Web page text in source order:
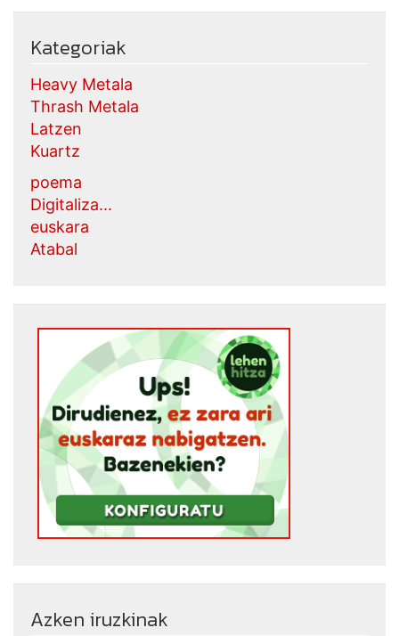
Kategoriak
Heavy Metala
Thrash Metala
Latzen
Kuartz
poema
Digitaliza...
euskara
Atabal
Azken iruzkinak